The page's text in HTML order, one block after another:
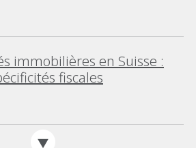
immobilières en Suisse :
fiscales